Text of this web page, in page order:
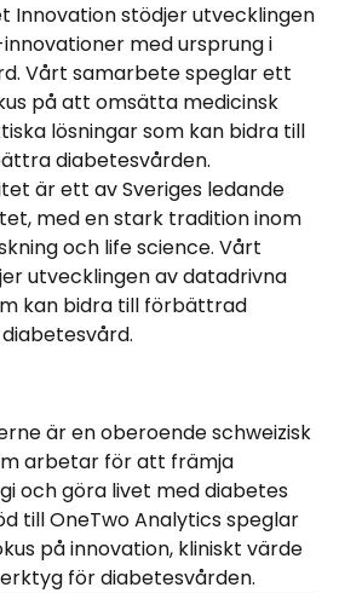
Innovation stödjer utvecklingen
med ursprung i
Vårt samarbete speglar ett
på att omsätta medicinsk
lösningar som kan bidra till
diabetesvården.
är ett av Sveriges ledande
med en stark tradition inom
och life science. Vårt
utvecklingen av datadrivna
kan bidra till förbättrad
diabetesvård.
är en oberoende schweizisk
arbetar för att främja
och göra livet med diabetes
till OneTwo Analytics speglar
på innovation, kliniskt värde
för diabetesvården.